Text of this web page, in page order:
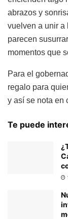
abrazos y
vuelven a unir a
parecen
momentos que
Para el
regalo para
y así se nota en
Te puede